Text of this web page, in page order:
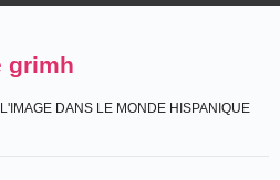
grimh
DANS LE MONDE HISPANIQUE